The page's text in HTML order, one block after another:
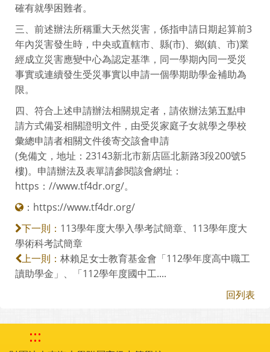
確有就學困難者。
三、前述辦法所稱重大天然災害，係指申請日期起算前3
年內災害發生時，中央或直轄市、縣(市)、鄉(鎮、市)業
經成立災害應變中心為認定基準，同一學期內同一受災
事實或連續發生受災事實以申請一個學期助學金補助為
限。
四、符合上述申請辦法相關規定者，請依辦法第五點申
請方式備妥相關證明文件，由受災家庭子女就學之學校
彙總申請者相關文件後寄交該會申請
(免備文，地址：23143新北市新店區北新路3段200號5
樓)。申請辦法及表單請參閱該會網址：
https：//www.tf4dr.org/。
： https://www.tf4dr.org/
下一則： 113學年度大學入學考試簡章、113學年度大
學術科考試簡章
上一則： 林賴足女士教育基金會「112學年度高中職工
讀助學金」、「112學年度國中工....
回列表
:::